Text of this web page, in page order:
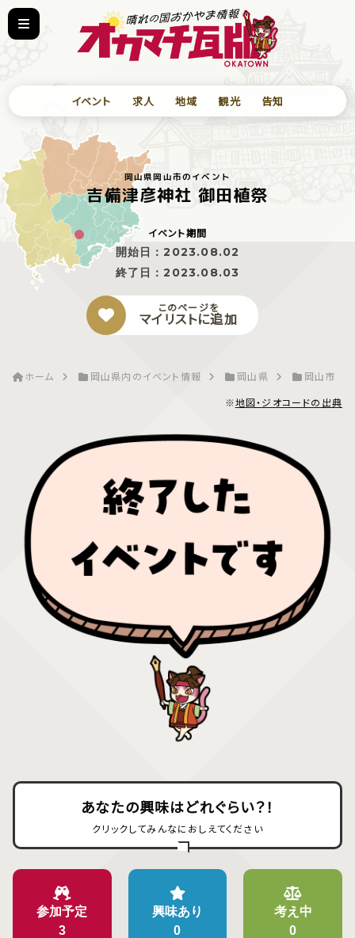
イベント 求人 地域 観光 告知
岡山県岡山市のイベント
吉備津彦神社 御田植祭
イベント期間
開始日：2023.08.02
終了日：2023.08.03
このページを
マイリストに追加
ホーム 岡山県内のイベント情報 岡山県
岡山市
※地図・ジオコードの出典
あなたの興味はどれぐらい？！
クリックしてみんなにおしえてください
参加予定
3
興味あり
0
考え中
0